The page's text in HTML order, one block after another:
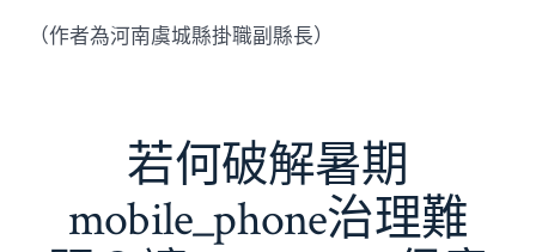
（作者為河南虞城縣掛職副縣長）
若何破解暑期
mobile_phone治理難